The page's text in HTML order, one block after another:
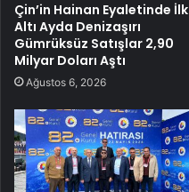
Çin’in Hainan Eyaletinde İlk
Altı Ayda Denizaşırı
Gümrüksüz Satışlar 2,90
Milyar Doları Aştı
Ağustos 6, 2026